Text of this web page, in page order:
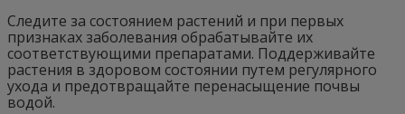
Следите за состоянием растений и при первых
признаках заболевания обрабатывайте их
соответствующими препаратами. Поддерживайте
растения в здоровом состоянии путем регулярного
ухода и предотвращайте перенасыщение почвы
водой.